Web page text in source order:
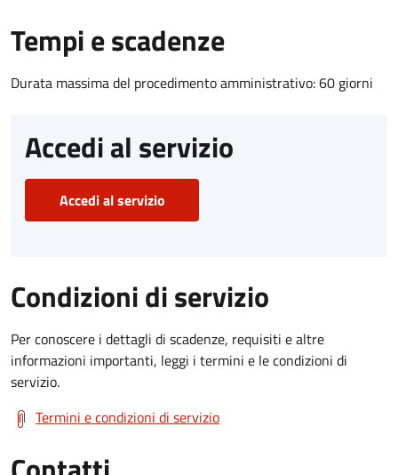
Tempi e scadenze
Durata massima del procedimento amministrativo: 60 giorni
Accedi al servizio
Accedi al servizio
Condizioni di servizio
Per conoscere i dettagli di scadenze, requisiti e altre
informazioni importanti, leggi i termini e le condizioni di
servizio.
Termini e condizioni di servizio